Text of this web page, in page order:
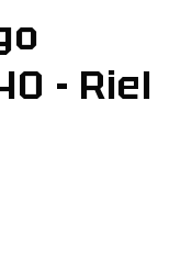
- Riel